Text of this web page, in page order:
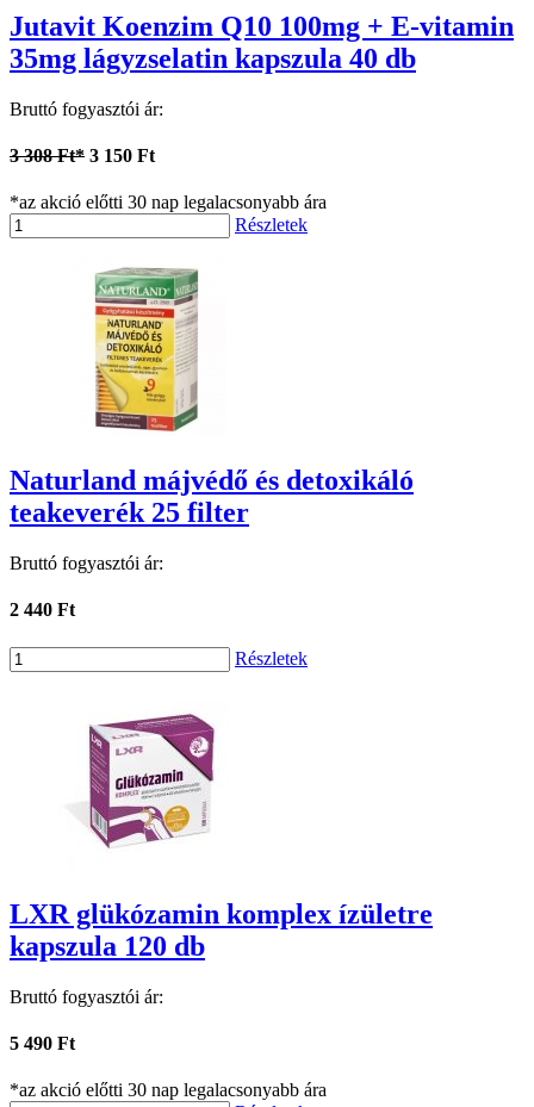
Jutavit Koenzim Q10 100mg + E-vitamin
35mg lágyzselatin kapszula 40 db
Bruttó fogyasztói ár:
3 308 Ft* 3 150 Ft
*az akció előtti 30 nap legalacsonyabb ára
Részletek
Naturland májvédő és detoxikáló
teakeverék 25 filter
Bruttó fogyasztói ár:
2 440 Ft
Részletek
LXR glükózamin komplex ízületre
kapszula 120 db
Bruttó fogyasztói ár:
5 490 Ft
*az akció előtti 30 nap legalacsonyabb ára